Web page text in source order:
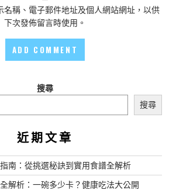
名稱、電子郵件地址及個人網站網址，以供
下次發佈留言時使用。
搜尋
搜尋
近期文章
南：從挑選秘訣到實用食譜全解析
解析：一碗多少卡？健康吃法大公開